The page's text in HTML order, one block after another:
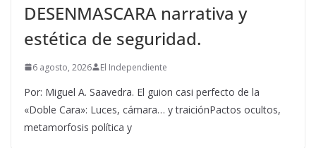
DESENMASCARA narrativa y
estética de seguridad.
6 agosto, 2026 El Independiente
Por: Miguel A. Saavedra. El guion casi perfecto de la
«Doble Cara»: Luces, cámara… y traiciónPactos ocultos,
metamorfosis política y